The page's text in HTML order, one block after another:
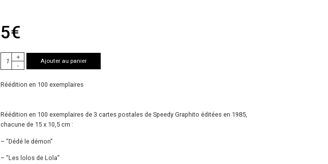
5€
+
-
Ajouter au panier
Réédition en 100 exemplaires
Réédition en 100 exemplaires de 3 cartes postales de Speedy Graphito éditées en 1985,
chacune de 15 x 10,5 cm :
– “Dédé le démon”
– “Les lolos de Lola”